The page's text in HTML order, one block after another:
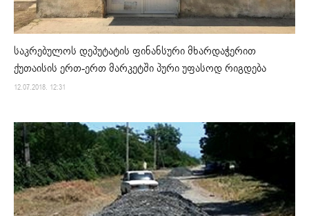
საკრებულოს დეპუტატის ფინანსური მხარდაჭერით
ქუთაისის ერთ-ერთ მარკეტში პური უფასოდ რიგდება
12.07.2018. 12:31